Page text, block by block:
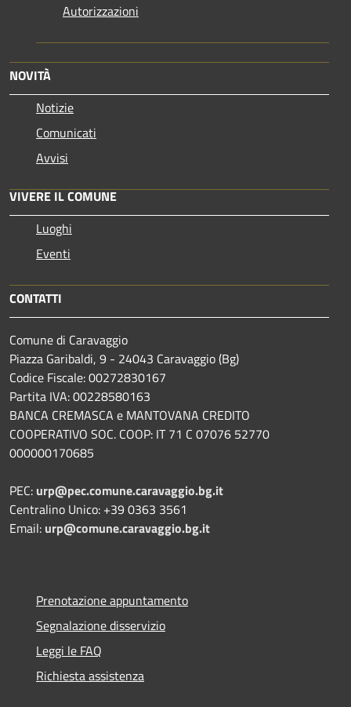
Autorizzazioni
NOVITÀ
Notizie
Comunicati
Avvisi
VIVERE IL COMUNE
Luoghi
Eventi
CONTATTI
Comune di Caravaggio
Piazza Garibaldi, 9 - 24043 Caravaggio (Bg)
Codice Fiscale: 00272830167
Partita IVA: 00228580163
BANCA CREMASCA e MANTOVANA CREDITO
COOPERATIVO SOC. COOP: IT 71 C 07076 52770
000000170685
PEC: urp@pec.comune.caravaggio.bg.it
Centralino Unico: +39 0363 3561
Email: urp@comune.caravaggio.bg.it
Prenotazione appuntamento
Segnalazione disservizio
Leggi le FAQ
Richiesta assistenza